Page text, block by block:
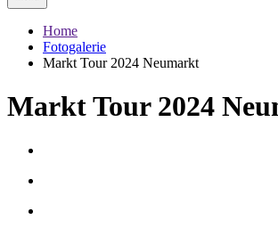
Home
Fotogalerie
Markt Tour 2024 Neumarkt
Markt Tour 2024